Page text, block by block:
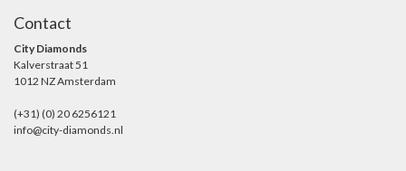
Contact
City Diamonds
Kalverstraat 51
1012 NZ Amsterdam
(+31) (0) 20 6256121
info@city-diamonds.nl